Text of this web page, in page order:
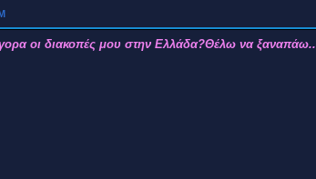
οι διακοπές μου στην Ελλάδα?Θέλω να ξαναπάω..